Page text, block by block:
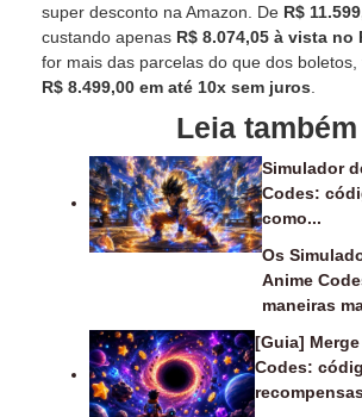
super desconto na Amazon. De R$
custando apenas R$ 8.074,05 à vista no
for mais das parcelas do que dos
R$ 8.499,00 em até 10x sem juros
Leia também
Simulador
Codes:
como...
Os
Anime
maneiras
[Guia]
Codes: